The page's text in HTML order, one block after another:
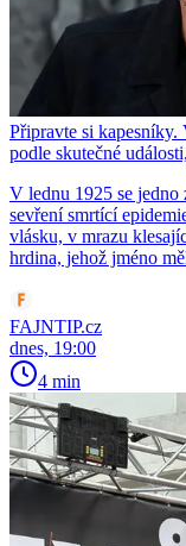
Připravte si
podle skutečné
V lednu 1925 se
sevření smrtící
vlásku, v mrazu
hrdina, jehož jméno
FAJNTIP.cz
dnes, 19:00
4 min